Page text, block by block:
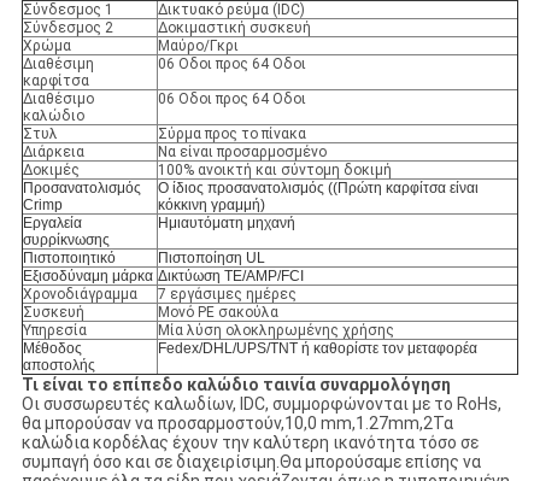
Σύνδεσμος 1
Δικτυακό ρεύμα (IDC)
Σύνδεσμος 2
Δοκιμαστική συσκευή
Χρώμα
Μαύρο/Γκρι
Διαθέσιμη
καρφίτσα
06 Οδοι προς 64 Οδοι
Διαθέσιμο
καλώδιο
06 Οδοι προς 64 Οδοι
Στυλ
Σύρμα προς το πίνακα
Διάρκεια
Να είναι προσαρμοσμένο
Δοκιμές
100% ανοικτή και σύντομη δοκιμή
Προσανατολισμός
Crimp
Ο ίδιος προσανατολισμός ((Πρώτη καρφίτσα είναι
κόκκινη γραμμή)
Εργαλεία
συρρίκνωσης
Ημιαυτόματη μηχανή
Πιστοποιητικό
Πιστοποίηση UL
Εξισοδύναμη μάρκα Δικτύωση TE/AMP/FCI
Χρονοδιάγραμμα
7 εργάσιμες ημέρες
Συσκευή
Μονό PE σακούλα
Υπηρεσία
Μία λύση ολοκληρωμένης χρήσης
Μέθοδος
αποστολής
Fedex/DHL/UPS/TNT ή καθορίστε τον μεταφορέα
Τι είναι το επίπεδο καλώδιο ταινία συναρμολόγηση
Οι συσσωρευτές καλωδίων, IDC, συμμορφώνονται με το RoHs,
θα μπορούσαν να προσαρμοστούν,10,0 mm,1.27mm,2Τα
καλώδια κορδέλας έχουν την καλύτερη ικανότητα τόσο σε
συμπαγή όσο και σε διαχειρίσιμη.Θα μπορούσαμε επίσης να